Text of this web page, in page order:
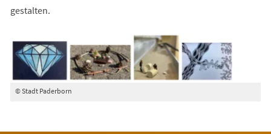
gestalten.
© Stadt Paderborn